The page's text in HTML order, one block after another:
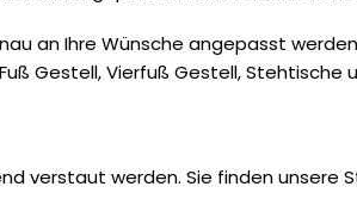
an Ihre Wünsche angepasst
Gestell, Vierfuß Gestell,
verstaut werden. Sie finden unsere